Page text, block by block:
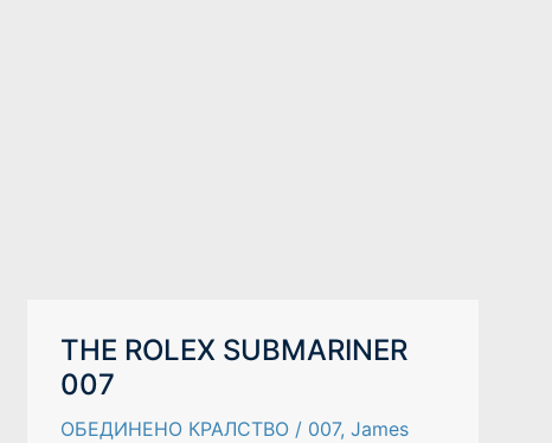
THE ROLEX SUBMARINER
007
ОБЕДИНЕНО КРАЛСТВО / 007,James
THE
ROLEX
SUBMARINER
007